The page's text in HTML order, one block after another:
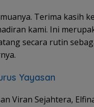
Terima kasih
kami. Ini
secara rutin
Yayasan
Viran Sejahtera,